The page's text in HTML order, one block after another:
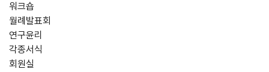
워크숍
월례발표회
연구윤리
각종서식
회원실